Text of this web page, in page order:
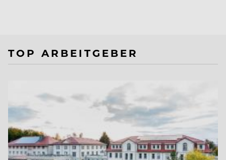
TOP ARBEITGEBER